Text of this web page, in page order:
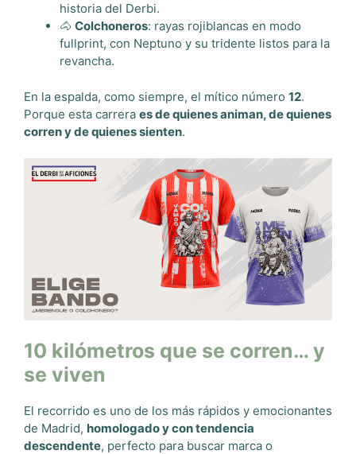
historia del Derbi.
🐴 Colchoneros: rayas rojiblancas en modo
fullprint, con Neptuno y su tridente listos para la
revancha.
En la espalda, como siempre, el mítico número 12.
Porque esta carrera es de quienes animan, de quienes
corren y de quienes sienten.
10 kilómetros que se corren… y
se viven
El recorrido es uno de los más rápidos y emocionantes
de Madrid, homologado y con tendencia
descendente, perfecto para buscar marca o